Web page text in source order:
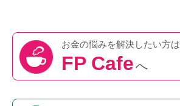
お金の悩みを解決したい方は
FP Cafeへ